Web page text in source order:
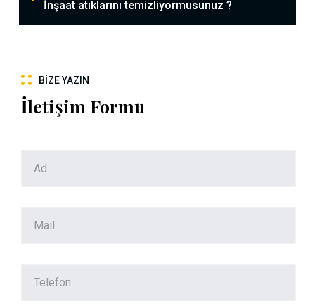
İnşaat atıklarını temizliyormusunuz ?
BIZE YAZIN
İletişim Formu